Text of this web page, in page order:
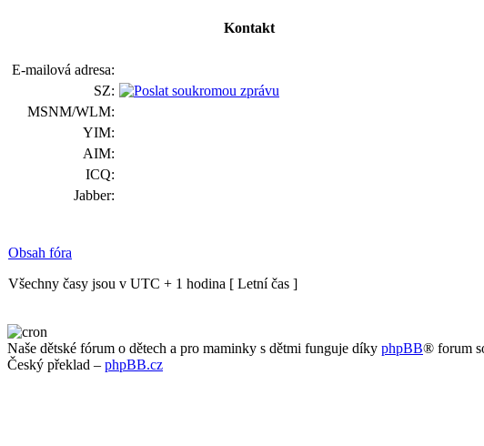
Kontakt
E-mailová adresa:
SZ:
MSNM/WLM:
YIM:
AIM:
ICQ:
Jabber:
Obsah fóra
Všechny časy jsou v UTC + 1 hodina [ Letní čas ]
Naše dětské fórum o dětech a pro maminky s dětmi funguje díky phpBB® forum
Český překlad – phpBB.cz